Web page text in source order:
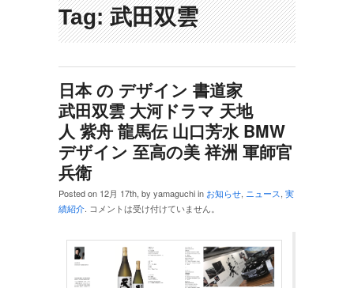
Tag: 武田双雲
日本 の デザイン 書道家
武田双雲 大河ドラマ 天地
人 紫舟 龍馬伝 山口芳水 BMW
デザイン 至高の美 祥洲 軍師官
兵衛
Posted on 12月 17th, by yamaguchi in お知らせ, ニュース, 実
績紹介. コメントは受け付けていません。